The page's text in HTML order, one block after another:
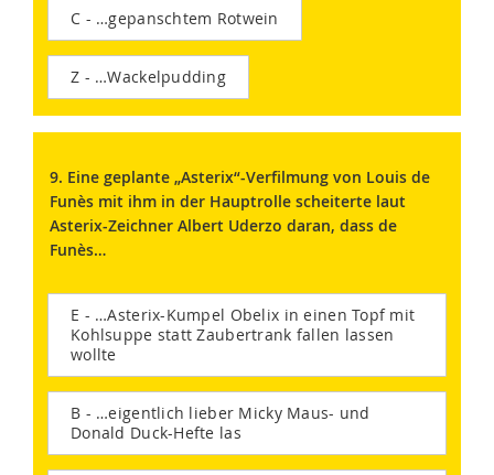
C - …gepanschtem Rotwein
Z - …Wackelpudding
9. Eine geplante „Asterix“-Verfilmung von Louis de
Funès mit ihm in der Hauptrolle scheiterte laut
Asterix-Zeichner Albert Uderzo daran, dass de
Funès…
E - …Asterix-Kumpel Obelix in einen Topf mit
Kohlsuppe statt Zaubertrank fallen lassen
wollte
B - …eigentlich lieber Micky Maus- und
Donald Duck-Hefte las